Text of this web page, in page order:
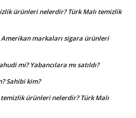
ürünleri nelerdir? Türk Malı temizlik
Amerikan markaları sigara ürünleri
mi? Yabancılara mı satıldı?
Sahibi kim?
temizlik ürünleri nelerdir? Türk Malı